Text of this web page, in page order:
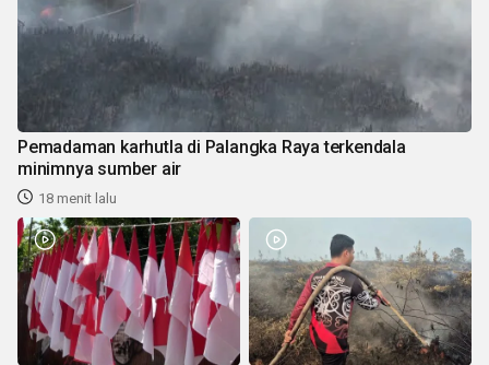
Pemadaman karhutla di Palangka Raya terkendala
minimnya sumber air
18 menit lalu